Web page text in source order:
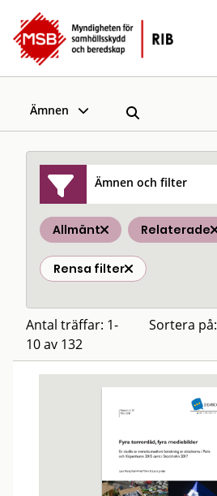
Ämnen
Ämnen och filter
Allmänt Relaterade
Rensa filter
Antal träffar: 1-
10 av 132
Sortera på: